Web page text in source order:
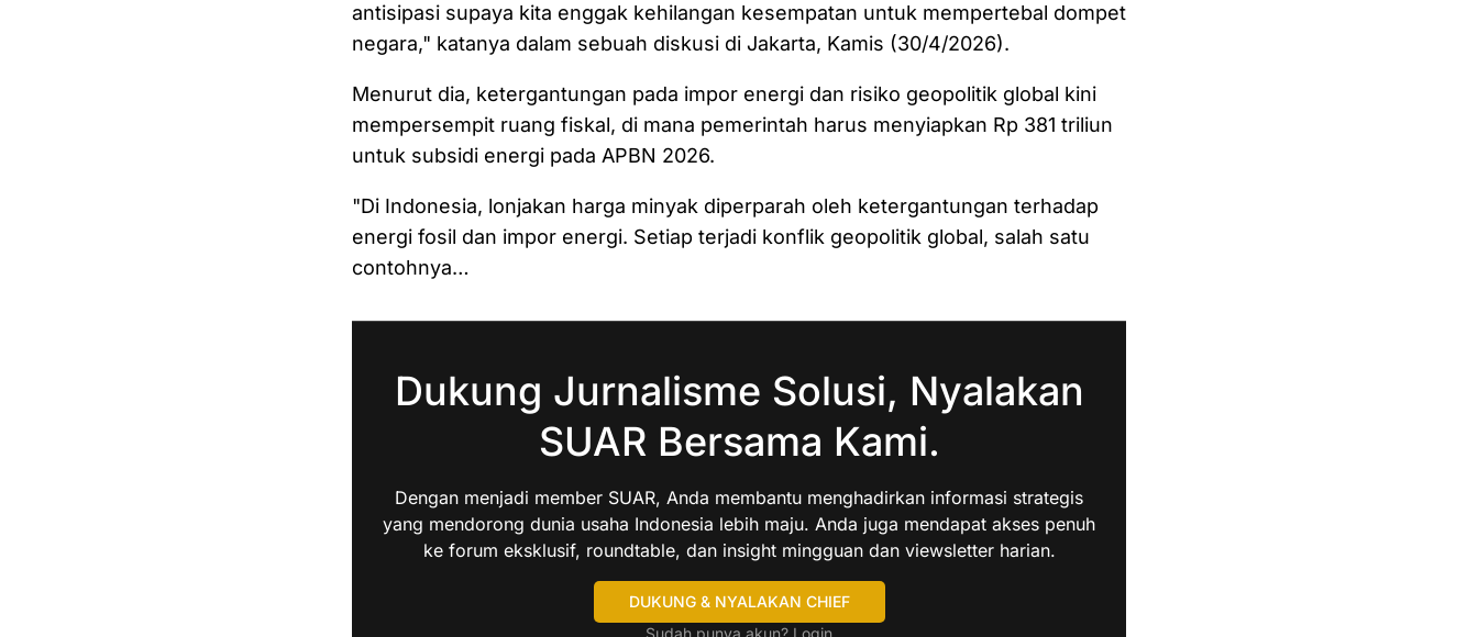
antisipasi supaya kita enggak kehilangan kesempatan untuk mempertebal dompet
negara," katanya dalam sebuah diskusi di Jakarta, Kamis (30/4/2026).
Menurut dia, ketergantungan pada impor energi dan risiko geopolitik global kini
mempersempit ruang fiskal, di mana pemerintah harus menyiapkan Rp 381 triliun
untuk subsidi energi pada APBN 2026.
"Di Indonesia, lonjakan harga minyak diperparah oleh ketergantungan terhadap
energi fosil dan impor energi. Setiap terjadi konflik geopolitik global, salah satu
contohnya…
Dukung Jurnalisme Solusi, Nyalakan
SUAR Bersama Kami.
Dengan menjadi member SUAR, Anda membantu menghadirkan informasi strategis
yang mendorong dunia usaha Indonesia lebih maju. Anda juga mendapat akses penuh
ke forum eksklusif, roundtable, dan insight mingguan dan viewsletter harian.
DUKUNG & NYALAKAN CHIEF
Sudah punya akun? Login